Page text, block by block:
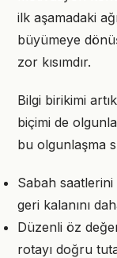
ilk aşamadaki
büyümeye
zor kısımdır.
Bilgi birikimi
biçimi de
bu olgunlaşma
Sabah
geri kalanını
Düzenli öz
rotayı doğru